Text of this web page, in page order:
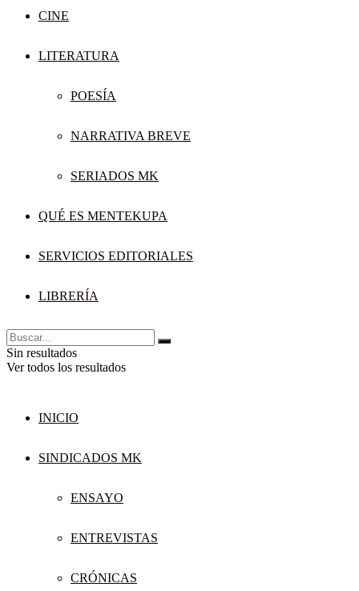
CINE
LITERATURA
POESÍA
NARRATIVA BREVE
SERIADOS MK
QUÉ ES MENTEKUPA
SERVICIOS EDITORIALES
LIBRERÍA
Sin resultados
Ver todos los resultados
INICIO
SINDICADOS MK
ENSAYO
ENTREVISTAS
CRÓNICAS